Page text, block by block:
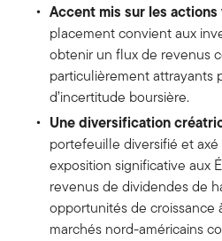
Accent mis sur les
placement convient aux
obtenir un flux de revenus
particulièrement attrayants
d’incertitude boursière.
Une diversification
portefeuille diversifié et
exposition significative aux
revenus de dividendes de
opportunités de croissance
marchés nord-américains